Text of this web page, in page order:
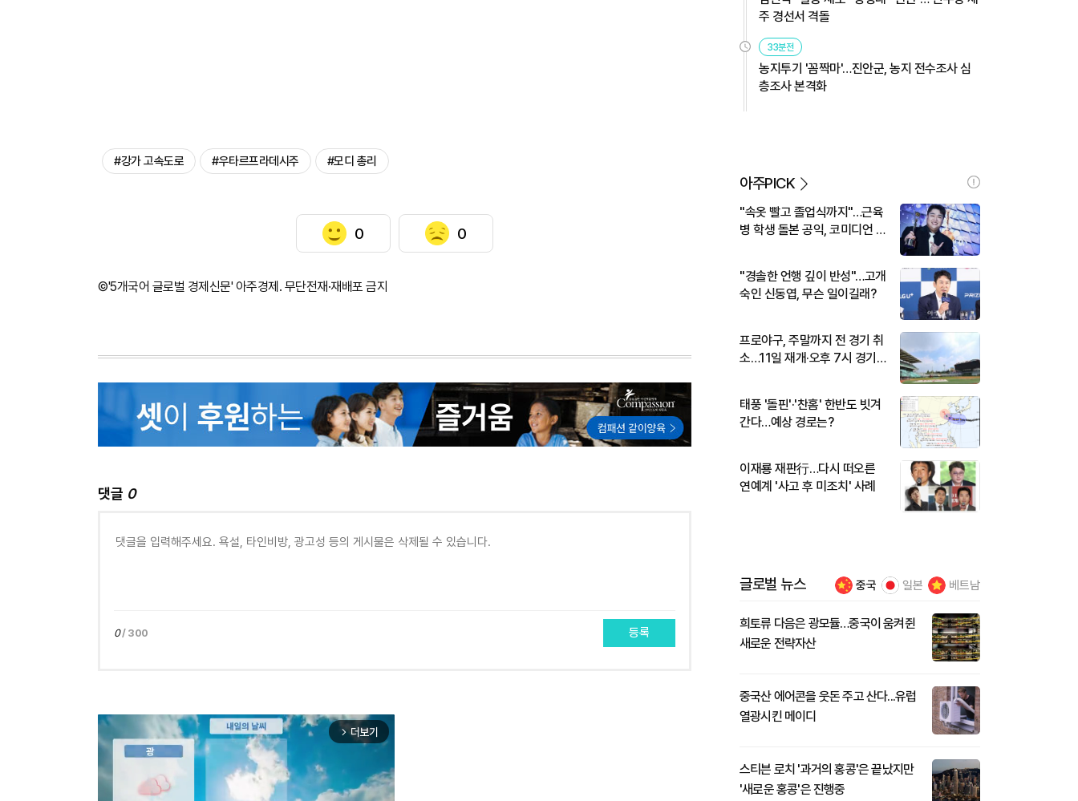
#강가 고속도로 #우타르프라데시주 #모디 총리
0 0
©'5개국어 글로벌 경제신문' 아주경제. 무단전재·재배포 금지
댓글 0
0/ 300 등록
arrow_forward_ios 더보기
주 경선서 격돌
33분전
농지투기 '꼼짝마'…진안군, 농지 전수조사 심
층조사 본격화
아주PICK
"속옷 빨고 졸업식까지"…근육
병 학생 돌본 공익, 코미디언 김
"경솔한 언행 깊이 반성"…고개
숙인 신동엽, 무슨 일이길래?
프로야구, 주말까지 전 경기 취
소…11일 재개·오후 7시 경기
태풍 '돌핀'·'찬홈' 한반도 빗겨
간다…예상 경로는?
이재룡 재판行…다시 떠오른
연예계 '사고 후 미조치' 사례
글로벌 뉴스 중국 일본 베트남
희토류 다음은 광모듈…중국이 움켜쥔
새로운 전략자산
중국산 에어콘을 웃돈 주고 산다...유럽
열광시킨 메이디
스티븐 로치 '과거의 홍콩'은 끝났지만
'새로운 홍콩'은 진행중